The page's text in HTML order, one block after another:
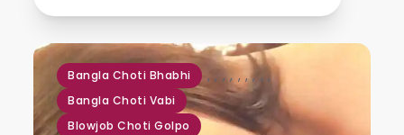
Bangla Choti Bhabhi ,
Bangla Choti Vabi
,
Blowjob Choti Golpo
,, , ,, ,,